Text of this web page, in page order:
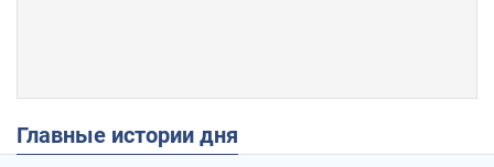
Главные истории дня